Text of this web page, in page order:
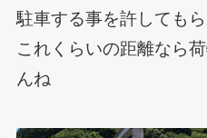
駐車する事を許しても
これくらいの距離なら
んね